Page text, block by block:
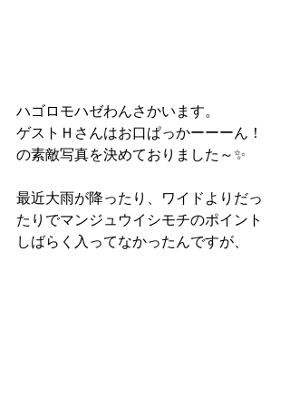
ハゴロモハゼわんさかいます。
ゲストＨさんはお口ぱっかーーーん！
の素敵写真を決めておりました～✨
最近大雨が降ったり、ワイドよりだっ
たりでマンジュウイシモチのポイント
しばらく入ってなかったんですが、